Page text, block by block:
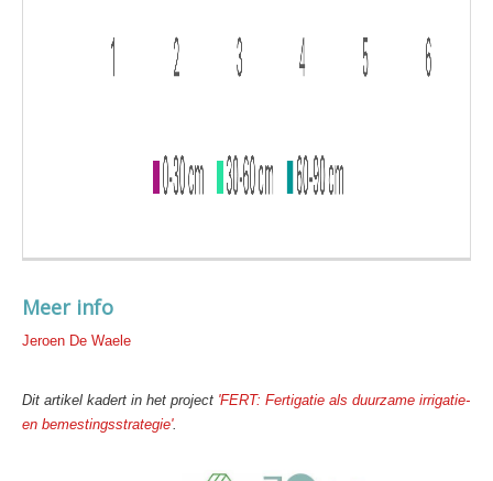
Meer info
Jeroen De Waele
Dit artikel kadert in het project 'FERT: Fertigatie als duurzame irrigatie-
en bemestingsstrategie'.